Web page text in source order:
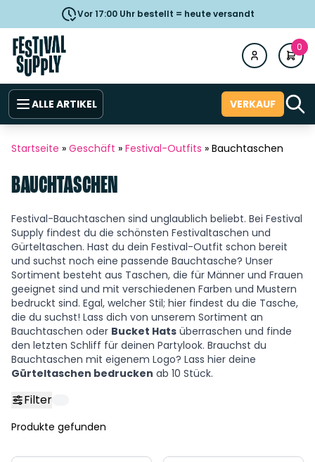
Vor 17:00 Uhr bestellt = heute versandt
0
ALLE ARTIKEL VERKAUF
Startseite » Geschäft » Festival-Outfits » Bauchtaschen
BAUCHTASCHEN
Festival-Bauchtaschen sind unglaublich beliebt. Bei Festival
Supply findest du die schönsten Festivaltaschen und
Gürteltaschen. Hast du dein Festival-Outfit schon bereit
und suchst noch eine passende Bauchtasche? Unser
Sortiment besteht aus Taschen, die für Männer und Frauen
geeignet sind und mit verschiedenen Farben und Mustern
bedruckt sind. Egal, welcher Stil; hier findest du die Tasche,
die du suchst! Lass dich von unserem Sortiment an
Bauchtaschen oder Bucket Hats überraschen und finde
den letzten Schliff für deinen Partylook. Brauchst du
Bauchtaschen mit eigenem Logo? Lass hier deine
Gürteltaschen bedrucken ab 10 Stück.
Filter
Produkte gefunden